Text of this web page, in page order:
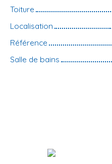
Toiture
Localisation
Référence
Salle de bains